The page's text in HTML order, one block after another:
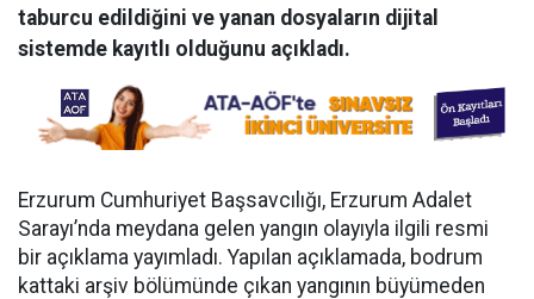
taburcu edildiğini ve yanan dosyaların dijital
sistemde kayıtlı olduğunu açıkladı.
Erzurum Cumhuriyet Başsavcılığı, Erzurum Adalet
Sarayı’nda meydana gelen yangın olayıyla ilgili resmi
bir açıklama yayımladı. Yapılan açıklamada, bodrum
kattaki arşiv bölümünde çıkan yangının büyümeden